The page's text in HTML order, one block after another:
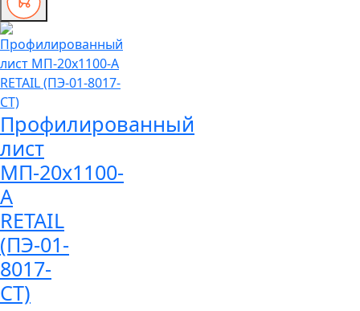
Профилированный
лист
МП-20x1100-
A
RETAIL
(ПЭ-01-
8017-
СТ)